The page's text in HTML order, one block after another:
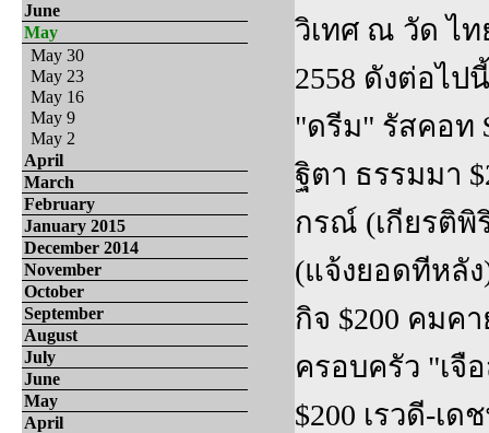
June
May
May 30
May 23
May 16
May 9
May 2
April
March
February
January 2015
December 2014
November
October
September
August
July
June
May
April
วิเทศ ณ วัด ไท
2558 ดังต่อไ
"ดรีม" รัสคอท
ฐิตา ธรรมมา
กรณ์ (เกียรติพิ
(แจ้งยอดทีหลัง
กิจ $200 คมค
ครอบครัว "เจื
$200 เรวดี-เ